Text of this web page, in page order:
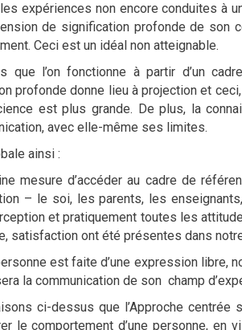
expériences non encore conduites à
de signification profonde de son
Ceci est un idéal non atteignable.
que l’on fonctionne à partir d’un
profonde donne lieu à projection et ceci,
est plus grande. De plus, la
avec elle-même ses limites.
ainsi :
mesure d’accéder au cadre de
– le soi, les parents, les
et pratiquement toutes les
satisfaction ont été présentes dans
est faite d’une expression libre,
la communication de son champ
ci-dessus que l’Approche centrée
le comportement d’une personne, en